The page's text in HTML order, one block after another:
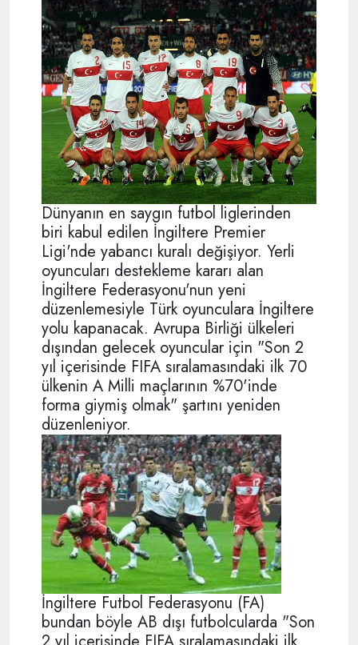
Dünyanın en saygın futbol liglerinden
biri kabul edilen İngiltere Premier
Ligi'nde yabancı kuralı değişiyor. Yerli
oyuncuları destekleme kararı alan
İngiltere Federasyonu'nun yeni
düzenlemesiyle Türk oyunculara İngiltere
yolu kapanacak. Avrupa Birliği ülkeleri
dışından gelecek oyuncular için "Son 2
yıl içerisinde FIFA sıralamasındaki ilk 70
ülkenin A Milli maçlarının %70'inde
forma giymiş olmak" şartını yeniden
düzenleniyor.
İngiltere Futbol Federasyonu (FA)
bundan böyle AB dışı futbolcularda "Son